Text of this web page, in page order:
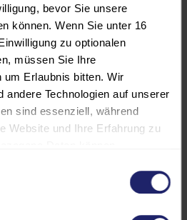
bevor Sie unsere
können. Wenn Sie unter 16
zu optionalen
müssen Sie Ihre
um Erlaubnis bitten. Wir
andere Technologien auf unserer
sind essenziell, während
Website und Ihre Erfahrung zu
und Inhalte oder die Messung
Weitere Informationen über
stärkt Vertrauen
in der
eigener
und die
ermöglichen direkt